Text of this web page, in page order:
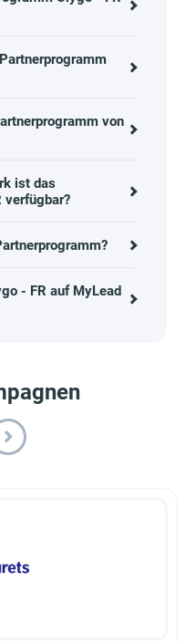
von
ist das
verfügbar?
- FR auf MyLead